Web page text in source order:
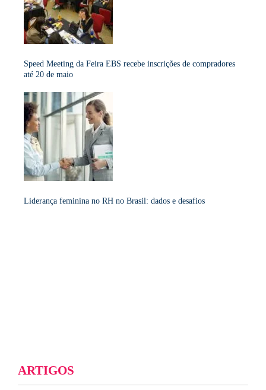
Speed Meeting da Feira EBS recebe inscrições de compradores
até 20 de maio
Liderança feminina no RH no Brasil: dados e desafios
ARTIGOS